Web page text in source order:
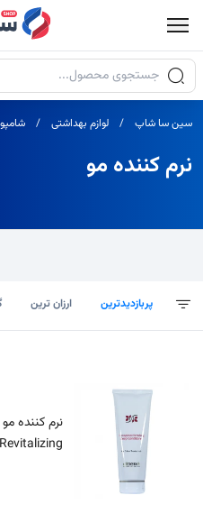
جستجوی محصولات
سین سا شاپ لوازم بهداشتی
نرم کننده مو
پربازدیدترین ارزان ترین
Revitalizing حجم 250 میلی لی…